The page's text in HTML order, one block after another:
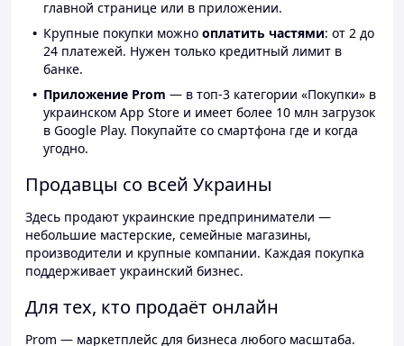
главной странице или в приложении.
Крупные покупки можно оплатить частями: от 2 до
24 платежей. Нужен только кредитный лимит в
банке.
Приложение Prom — в топ-3 категории «Покупки» в
украинском App Store и имеет более 10 млн загрузок
в Google Play. Покупайте со смартфона где и когда
угодно.
Продавцы со всей Украины
Здесь продают украинские предприниматели —
небольшие мастерские, семейные магазины,
производители и крупные компании. Каждая покупка
поддерживает украинский бизнес.
Для тех, кто продаёт онлайн
Prom — маркетплейс для бизнеса любого масштаба.